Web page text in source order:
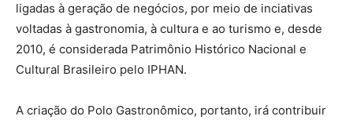
ligadas à geração de negócios, por meio de inciativas
voltadas à gastronomia, à cultura e ao turismo e, desde
2010, é considerada Patrimônio Histórico Nacional e
Cultural Brasileiro pelo IPHAN.
A criação do Polo Gastronômico, portanto, irá contribuir